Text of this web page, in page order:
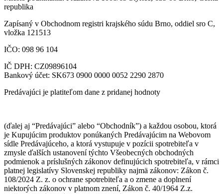
republika
Zapísaný v Obchodnom registri krajského súdu Brno, oddiel sro C,
vložka 121513
IČO: 098 96 104
IČ DPH: CZ09896104
Bankový účet: SK673 0900 0000 0052 2290 2870
Predávajúci je platiteľom dane z pridanej hodnoty
(ďalej aj “Predávajúci” alebo “Obchodník”) a každou osobou, ktorá
je Kupujúcim produktov ponúkaných Predávajúcim na Webovom
sídle Predávajúceho, a ktorá vystupuje v pozícii spotrebiteľa v
zmysle ďalších ustanovení týchto Všeobecných obchodných
podmienok a príslušných zákonov definujúcich spotrebiteľa, v rámci
platnej legislatívy Slovenskej republiky najmä zákonov: Zákon č.
108/2024 Z. z. o ochrane spotrebiteľa a o zmene a doplnení
niektorých zákonov v platnom znení, Zákon č. 40/1964 Z.z.